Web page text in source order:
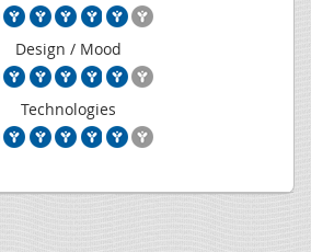
Design / Mood
Technologies